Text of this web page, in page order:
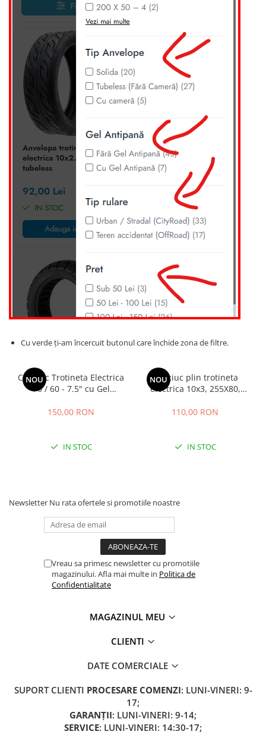
Cu verde ți-am încercuit butonul care închide zona de filtre.
NOU
Cauciuc Trotineta Electrica
70 / 60 - 7.5" cu Gel
ZT3 PRO
150,00 RON
IN STOC
NOU
Cauciuc plin trotineta
electrica 10x3, 255X80,
110,00 RON
IN STOC
Newsletter Nu rata ofertele si promotiile noastre
Vreau sa primesc newsletter cu promotiile
magazinului. Afla mai multe in Politica de
Confidentialitate
MAGAZINUL MEU
CLIENTI
DATE COMERCIALE
SUPORT CLIENTI PROCESARE COMENZI: LUNI-VINERI: 9-
17;
GARANȚII: LUNI-VINERI: 9-14;
SERVICE: LUNI-VINERI: 14:30-17;